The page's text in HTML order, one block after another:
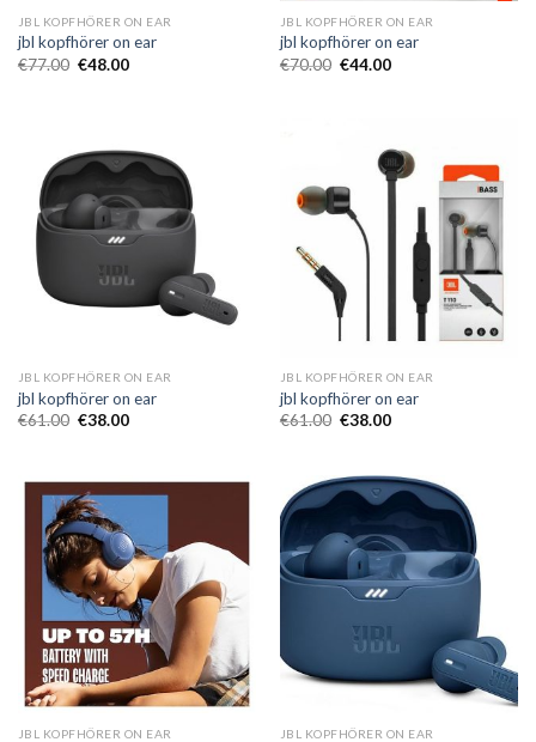
JBL KOPFHÖRER ON EAR
jbl kopfhörer on ear
€77.00 €48.00
JBL KOPFHÖRER ON EAR
jbl kopfhörer on ear
€70.00 €44.00
JBL KOPFHÖRER ON EAR
jbl kopfhörer on ear
€61.00 €38.00
JBL KOPFHÖRER ON EAR
jbl kopfhörer on ear
€61.00 €38.00
JBL KOPFHÖRER ON EAR JBL KOPFHÖRER ON EAR